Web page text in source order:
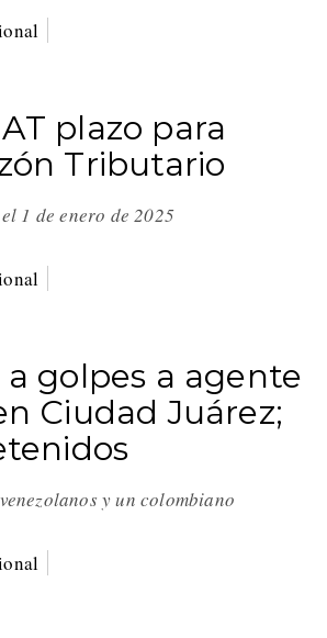
plazo para
Tributario
1 de enero de 2025
a golpes a agente
Ciudad Juárez;
y un colombiano